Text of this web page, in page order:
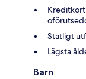
Statligt
Lägsta
Barn